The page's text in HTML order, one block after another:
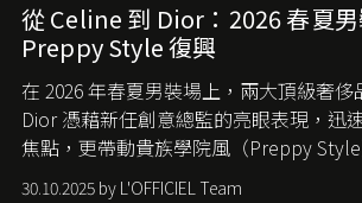
從 Celine 到 Dior：2026 春夏
Preppy Style 復興
在 2026 年春夏男裝場上，兩大頂級奢侈
Dior 憑藉新任創意總監的亮眼表現，迅
焦點，更帶動貴族學院風（Preppy
潮，讓這股經典風格再度回到大眾視線。
30.10.2025 by L'OFFICIEL Team